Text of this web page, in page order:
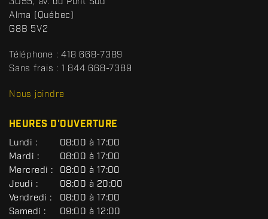
a
c
t
p
o
t
s
R
Alma (Québec)
G8B 5V2
Téléphone : 418 668-7389
Sans frais : 1 844 668-7389
Nous joindre
HEURES D'OUVERTURE
G
É
N
É
R
A
L
Lundi :
08:00 à 17:00
Mardi :
08:00 à 17:00
Mercredi :
08:00 à 17:00
Jeudi :
08:00 à 20:00
Vendredi :
08:00 à 17:00
Samedi :
09:00 à 12:00